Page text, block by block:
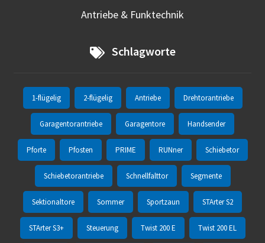
Antriebe & Funktechnik
Schlagworte
1-flügelig 2-flügelig Antriebe Drehtorantriebe
Garagentorantriebe Garagentore Handsender
Pforte Pfosten PRIME RUNner Schiebetor
Schiebetorantriebe Schnellfalttor Segmente
Sektionaltore Sommer Sportzaun STArter S2
STArter S3+ Steuerung Twist 200 E Twist 200 EL